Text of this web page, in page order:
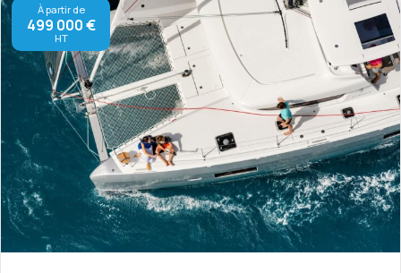
À partir de
499 000 €
HT